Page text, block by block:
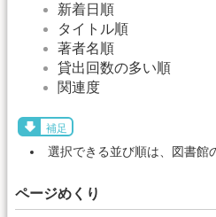
新着日順
タイトル順
著者名順
貸出回数の多い順
関連度
補足
選択できる並び順は、図書館
ページめくり